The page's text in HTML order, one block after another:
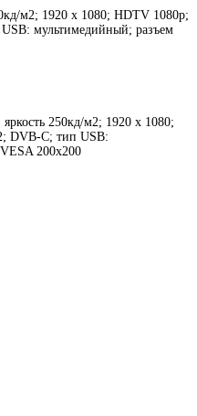
м2; 1920 x 1080; HDTV 1080p;
мультимедийный; разъем
250кд/м2; 1920 x 1080;
DVB-С; тип USB:
200x200